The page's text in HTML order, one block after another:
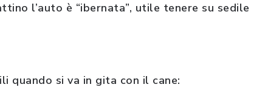
l’auto è “ibernata”, utile tenere su sedile
quando si va in gita con il cane: